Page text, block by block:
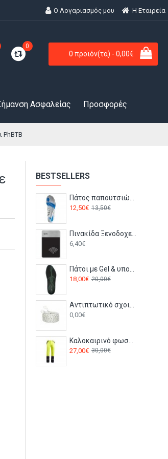
Ο Λογαριασμός μου H Εταιρεία
0
0 προϊόν(τα) - 0,00€
Ασφαλείας Προσφορές
BESTSELLERS
12,50€ 13,50€
Πινακίδα Ξενοδοχείου: WIFI HTA57
6,40€
Πάτοι με Gel & υποστήριξη της καμάρας του ποδιού FC82 Portwest μαύρο/πράσινο
18,00€ 20,00€
0,00€
27,00€ 30,00€